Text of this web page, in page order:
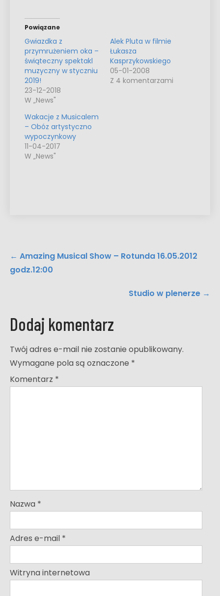
Powiązane
Gwiazdka z
przymrużeniem oka –
świąteczny spektakl
muzyczny w styczniu
2019!
23-12-2018
W „News"
Alek Pluta w filmie
Łukasza
Kasprzykowskiego
05-01-2008
Z 4 komentarzami
Wakacje z Musicalem
– Obóz artystyczno
wypoczynkowy
11-04-2017
W „News"
Post
navigation
← Amazing Musical Show – Rotunda 16.05.2012
godz.12:00
Studio w plenerze →
Dodaj komentarz
Twój adres e-mail nie zostanie opublikowany.
Wymagane pola są oznaczone *
Komentarz *
Nazwa *
Adres e-mail *
Witryna internetowa